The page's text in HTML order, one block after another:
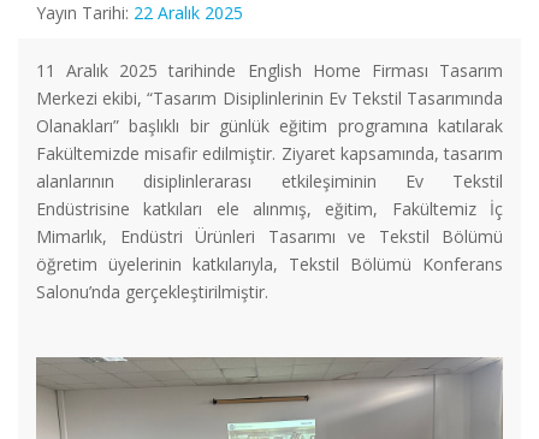
Yayın Tarihi: 22 Aralık 2025
11 Aralık 2025 tarihinde English Home Firması Tasarım
Merkezi ekibi, “Tasarım Disiplinlerinin Ev Tekstil Tasarımında
Olanakları” başlıklı bir günlük eğitim programına katılarak
Fakültemizde misafir edilmiştir. Ziyaret kapsamında, tasarım
alanlarının disiplinlerarası etkileşiminin Ev Tekstil
Endüstrisine katkıları ele alınmış, eğitim, Fakültemiz İç
Mimarlık, Endüstri Ürünleri Tasarımı ve Tekstil Bölümü
öğretim üyelerinin katkılarıyla, Tekstil Bölümü Konferans
Salonu’nda gerçekleştirilmiştir.